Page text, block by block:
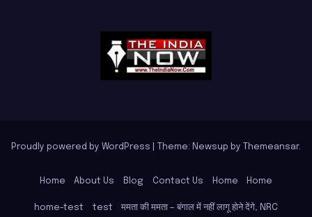
Proudly powered by WordPress Theme: Newsup by Themeansar.
Home About Us Blog Contact Us Home Home
home-test test ममता की ममता – बंगाल में नहीं लागू होने देंगे, NRC